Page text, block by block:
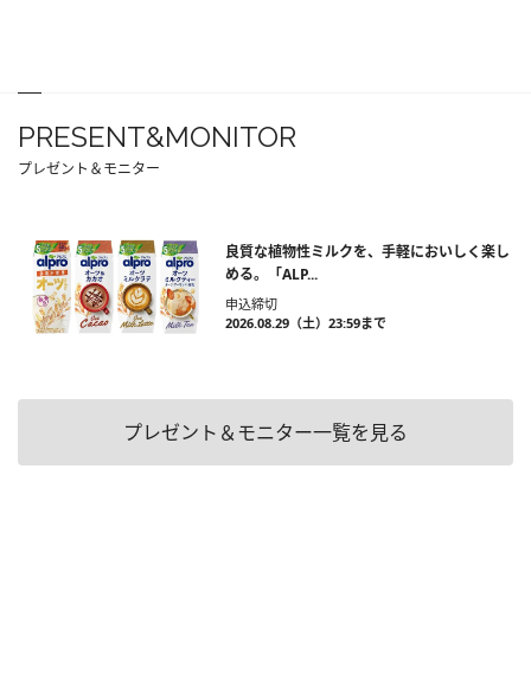
PRESENT&MONITOR
プレゼント＆モニター
良質な植物性ミルクを、手軽においしく楽し
める。「ALP...
申込締切
2026.08.29（土）23:59まで
プレゼント＆モニター一覧を見る